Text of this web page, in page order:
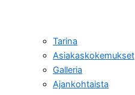
Tarina
Asiakaskokemukset
Galleria
Ajankohtaista